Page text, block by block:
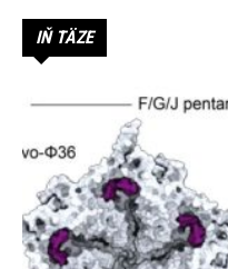
IŇ TÄZE